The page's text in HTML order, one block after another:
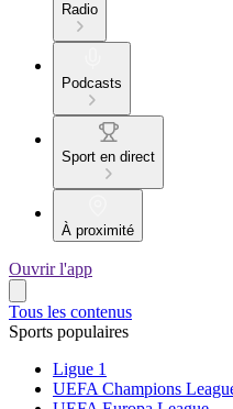
Radio
Podcasts
Sport en direct
À proximité
Ouvrir l'app
Tous les contenus
Sports populaires
Ligue 1
UEFA Champions